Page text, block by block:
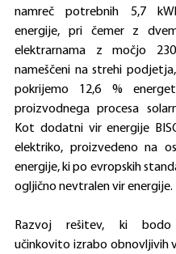
namreč potrebnih 5,7
energije, pri čemer z
elektrarnama z močjo
nameščeni na strehi
pokrijemo 12,6 %
proizvodnega procesa
Kot dodatni vir energije
elektriko, proizvedeno na
energije, ki po evropskih
ogljično nevtralen vir energije.
Razvoj rešitev, ki bodo
učinkovito izrabo obnovljivih